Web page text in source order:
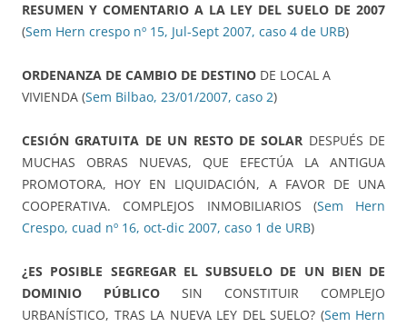
RESUMEN Y COMENTARIO A LA LEY DEL SUELO DE 2007
(Sem Hern crespo nº 15, Jul-Sept 2007, caso 4 de URB)
ORDENANZA DE CAMBIO DE DESTINO DE LOCAL A
VIVIENDA (Sem Bilbao, 23/01/2007, caso 2)
CESIÓN GRATUITA DE UN RESTO DE SOLAR DESPUÉS DE
MUCHAS OBRAS NUEVAS, QUE EFECTÚA LA ANTIGUA
PROMOTORA, HOY EN LIQUIDACIÓN, A FAVOR DE UNA
COOPERATIVA. COMPLEJOS INMOBILIARIOS (Sem Hern
Crespo, cuad nº 16, oct-dic 2007, caso 1 de URB)
¿ES POSIBLE SEGREGAR EL SUBSUELO DE UN BIEN DE
DOMINIO PÚBLICO SIN CONSTITUIR COMPLEJO
URBANÍSTICO, TRAS LA NUEVA LEY DEL SUELO? (Sem Hern